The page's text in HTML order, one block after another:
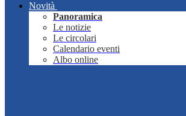
Novità
Panoramica
Le notizie
Le circolari
Calendario eventi
Albo online